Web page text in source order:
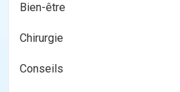
Bien-être
Chirurgie
Conseils